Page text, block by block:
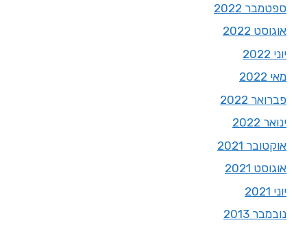
ספטמבר 2022
אוגוסט 2022
יוני 2022
מאי 2022
פברואר 2022
ינואר 2022
אוקטובר 2021
אוגוסט 2021
יוני 2021
נובמבר 2013